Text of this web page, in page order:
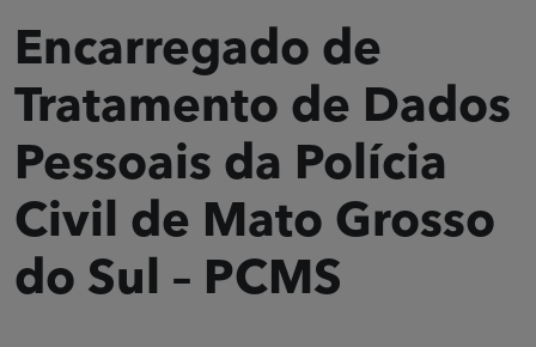
Encarregado de
Tratamento de Dados
Pessoais da Polícia
Civil de Mato Grosso
do Sul – PCMS